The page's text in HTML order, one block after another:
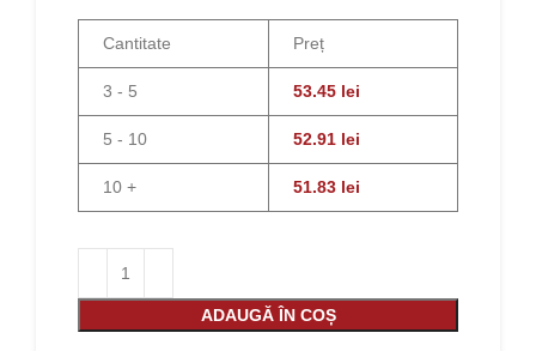
Cantitate Preț
3 - 5 53.45 lei
5 - 10 52.91 lei
10 + 51.83 lei
ADAUGĂ ÎN COȘ